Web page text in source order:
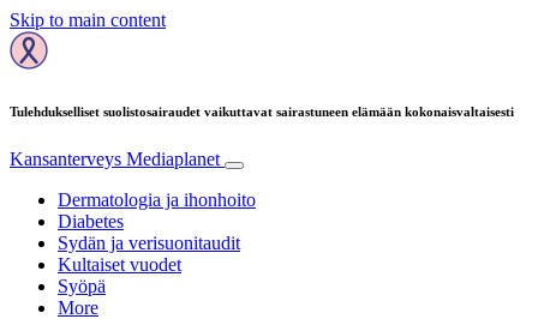
Skip to main content
Tulehdukselliset suolistosairaudet vaikuttavat sairastuneen elämään kokonaisvaltaisesti
Kansanterveys Mediaplanet
Dermatologia ja ihonhoito
Diabetes
Sydän ja verisuonitaudit
Kultaiset vuodet
Syöpä
More